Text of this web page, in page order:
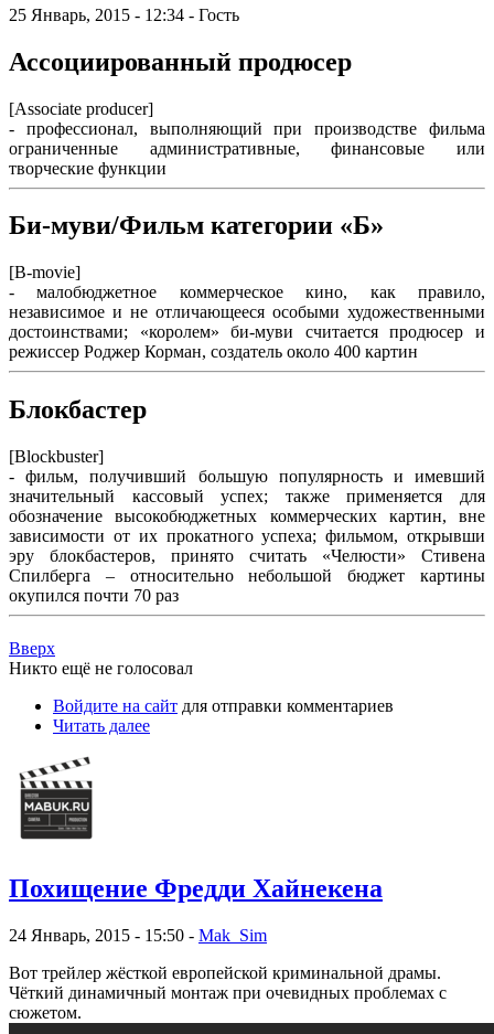
25 Январь, 2015 - 12:34 - Гость
Ассоциированный продюсер
[Associate producer]
- профессионал, выполняющий при производстве фильма
ограниченные административные, финансовые или
творческие функции
Би-муви/Фильм категории «Б»
[B-movie]
- малобюджетное коммерческое кино, как правило,
независимое и не отличающееся особыми художественными
достоинствами; «королем» би-муви считается продюсер и
режиссер Роджер Корман, создатель около 400 картин
Блокбастер
[Blockbuster]
- фильм, получивший большую популярность и имевший
значительный кассовый успех; также применяется для
обозначение высокобюджетных коммерческих картин, вне
зависимости от их прокатного успеха; фильмом, открывши
эру блокбастеров, принято считать «Челюсти» Стивена
Спилберга – относительно небольшой бюджет картины
окупился почти 70 раз
Вверх
Никто ещё не голосовал
Войдите на сайт для отправки комментариев
Читать далее
Похищение Фредди Хайнекена
24 Январь, 2015 - 15:50 - Mak_Sim
Вот трейлер жёсткой европейской криминальной драмы.
Чёткий динамичный монтаж при очевидных проблемах с
сюжетом.